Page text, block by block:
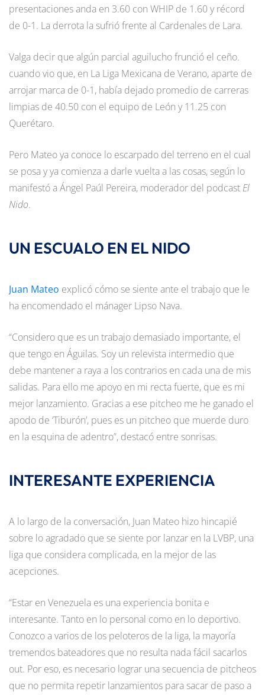
presentaciones anda en 3.60 con WHIP de 1.60 y récord
de 0-1. La derrota la sufrió frente al Cardenales de Lara.
Valga decir que algún parcial aguilucho frunció el ceño.
cuando vio que, en La Liga Mexicana de Verano, aparte de
arrojar marca de 0-1, había dejado promedio de carreras
limpias de 40.50 con el equipo de León y 11.25 con
Querétaro.
Pero Mateo ya conoce lo escarpado del terreno en el cual
se posa y ya comienza a darle vuelta a las cosas, según lo
manifestó a Ángel Paúl Pereira, moderador del podcast El
Nido.
UN ESCUALO EN EL NIDO
Juan Mateo explicó cómo se siente ante el trabajo que le
ha encomendado el mánager Lipso Nava.
“Considero que es un trabajo demasiado importante, el
que tengo en Águilas. Soy un relevista intermedio que
debe mantener a raya a los contrarios en cada una de mis
salidas. Para ello me apoyo en mi recta fuerte, que es mi
mejor lanzamiento. Gracias a ese pitcheo me he ganado el
apodo de ‘Tiburón’, pues es un pitcheo que muerde duro
en la esquina de adentro”, destacó entre sonrisas.
INTERESANTE EXPERIENCIA
A lo largo de la conversación, Juan Mateo hizo hincapié
sobre lo agradado que se siente por lanzar en la LVBP, una
liga que considera complicada, en la mejor de las
acepciones.
“Estar en Venezuela es una experiencia bonita e
interesante. Tanto en lo personal como en lo deportivo.
Conozco a varios de los peloteros de la liga, la mayoría
tremendos bateadores que no resulta nada fácil sacarlos
out. Por eso, es necesario lograr una secuencia de pitcheos
que no permita repetir lanzamientos para sacar de paso a